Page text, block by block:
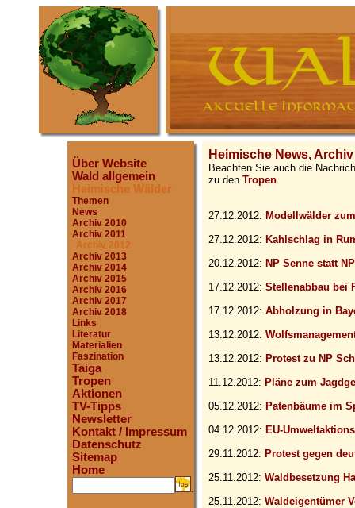
Über Website
Wald allgemein
Heimische Wälder
Themen
News
Archiv 2010
Archiv 2011
Archiv 2012
Archiv 2013
Archiv 2014
Archiv 2015
Archiv 2016
Archiv 2017
Archiv 2018
Links
Literatur
Materialien
Faszination
Taiga
Tropen
Aktionen
TV-Tipps
Newsletter
Kontakt / Impressum
Datenschutz
Sitemap
Home
.
Heimische News, Archiv
Beachten Sie auch die
zu den Tropen.
27.12.2012: Modellwälder
27.12.2012: Kahlschlag in
20.12.2012: NP Senne statt
17.12.2012: Stellenabbau bei
17.12.2012: Abholzung in
13.12.2012:
13.12.2012: Protest zu NP
11.12.2012: Pläne zum
05.12.2012: Patenbäume im
04.12.2012: EU-
29.11.2012: Protest gegen
25.11.2012: Waldbesetzung
25.11.2012: Waldeigentümer